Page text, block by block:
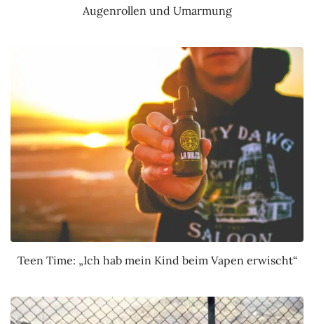
Augenrollen und Umarmung
Teen Time: „Ich hab mein Kind beim Vapen erwischt“